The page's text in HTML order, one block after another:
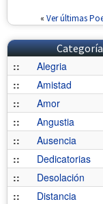
« Ver últimas
::
Alegria
::
Amistad
::
Amor
::
Angustia
::
Ausencia
::
Dedicatorias
::
Desolación
::
Distancia